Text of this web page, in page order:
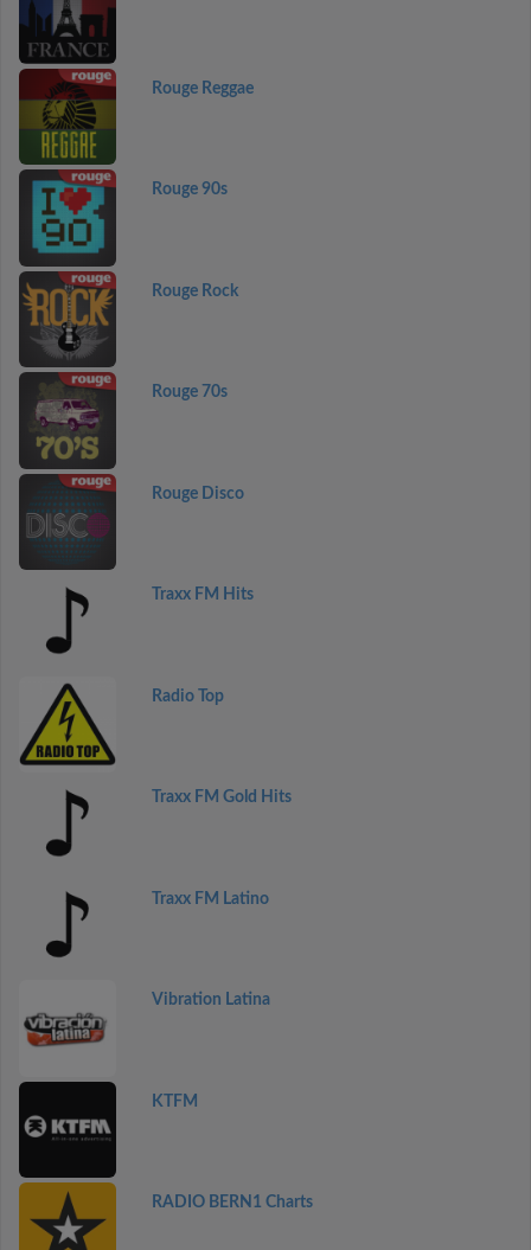
Rouge Reggae
Rouge 90s
Rouge Rock
Rouge 70s
Rouge Disco
Traxx FM Hits
Radio Top
Traxx FM Gold Hits
Traxx FM Latino
Vibration Latina
KTFM
RADIO BERN1 Charts